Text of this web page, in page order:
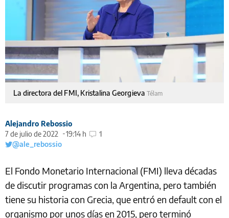
La directora del FMI, Kristalina Georgieva Télam
Alejandro Rebossio
7 de julio de 2022
19:14 h
1
@ale_rebossio
El Fondo Monetario Internacional (FMI) lleva décadas
de discutir programas con la Argentina, pero también
tiene su historia con Grecia, que entró en default con el
organismo por unos días en 2015, pero terminó